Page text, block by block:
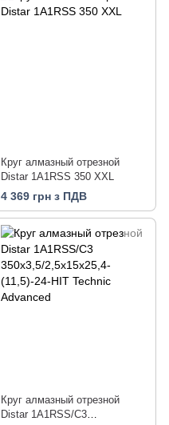
Круг алмазный отрезной
Distar 1A1RSS 350 XXL
4 369 грн з ПДВ
Круг алмазный отрезной
Distar 1A1RSS/C3